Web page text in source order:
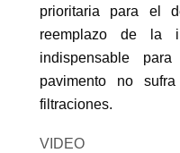
prioritaria para el
reemplazo de la
indispensable
pavimento no
filtraciones.
VIDEO